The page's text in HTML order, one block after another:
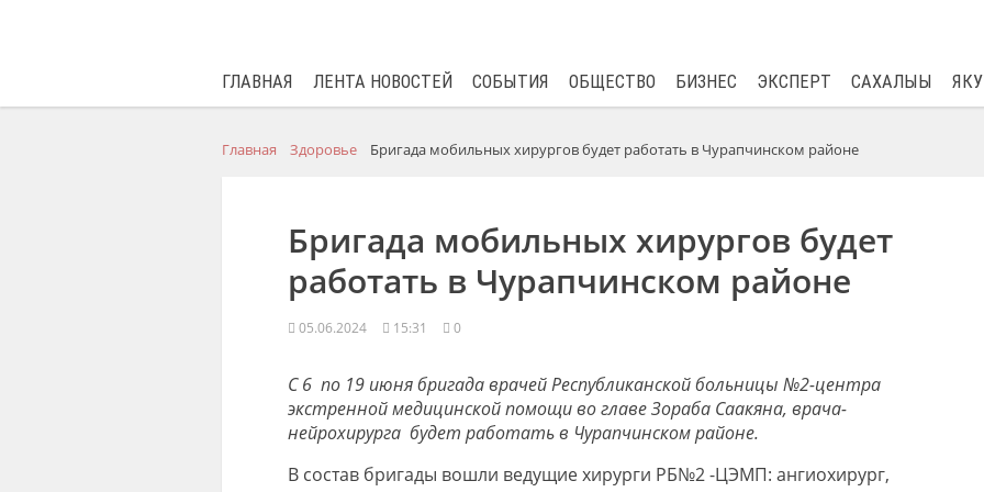
ГЛАВНАЯ ЛЕНТА НОВОСТЕЙ СОБЫТИЯ ОБЩЕСТВО БИЗНЕС ЭКСПЕРТ САХАЛЫЫ
Главная Здоровье Бригада мобильных хирургов будет работать в Чурапчинском районе
Бригада мобильных хирургов будет
работать в Чурапчинском районе
05.06.2024 15:31 0
С 6 по 19 июня бригада врачей Республиканской больницы №2-центра
экстренной медицинской помощи во главе Зораба Саакяна, врача-
нейрохирурга будет работать в Чурапчинском районе.
В состав бригады вошли ведущие хирурги РБ№2 -ЦЭМП: ангиохирург,